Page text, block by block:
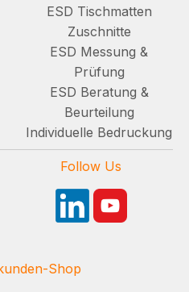
ESD Tischmatten
Zuschnitte
ESD Messung &
Prüfung
ESD Beratung &
Beurteilung
Individuelle Bedruckung
Follow Us
Shop